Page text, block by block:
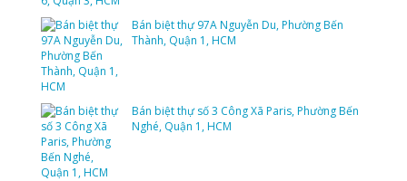
Bán biệt thự 97A Nguyễn Du, Phường Bến
Thành, Quận 1, HCM
Bán biệt thự số 3 Công Xã Paris, Phường Bến
Nghé, Quận 1, HCM